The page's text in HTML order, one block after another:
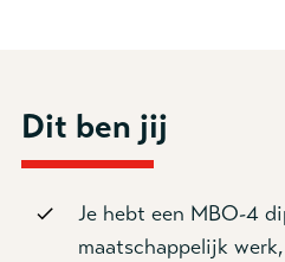
Dit ben jij
Je hebt een MBO-4
maatschappelijk